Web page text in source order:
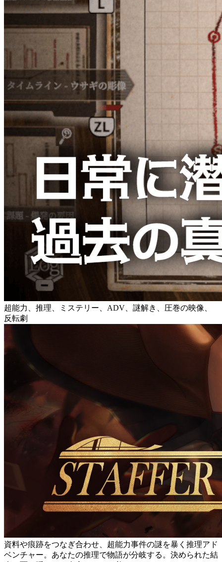
超能力、推理、ミステリー、ADV、謎解き、圧巻の映像、
反転劇
資料や痕跡をつなぎ合わせ、超能力事件の謎を暴く推理アド
ベンチャー。あなたの推理で物語が分岐する。決められた結